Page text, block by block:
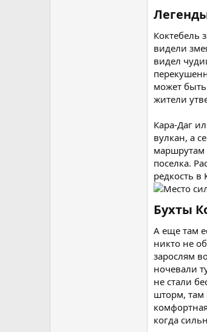
Коктебель
видели
видел
может
жители
Кара-Даг
вулкан, а
маршрутам
поселка.
редкость в
Бухты
А еще там
никто не
зарослям
ночевали
не стали
шторм, там
когда